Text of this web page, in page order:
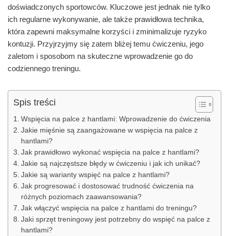
doświadczonych sportowców. Kluczowe jest jednak nie tylko
ich regularne wykonywanie, ale także prawidłowa technika,
która zapewni maksymalne korzyści i zminimalizuje ryzyko
kontuzji. Przyjrzyjmy się zatem bliżej temu ćwiczeniu, jego
zaletom i sposobom na skuteczne wprowadzenie go do
codziennego treningu.
Spis treści
Wspięcia na palce z hantlami: Wprowadzenie do ćwiczenia
Jakie mięśnie są zaangażowane w wspięcia na palce z
hantlami?
Jak prawidłowo wykonać wspięcia na palce z hantlami?
Jakie są najczęstsze błędy w ćwiczeniu i jak ich unikać?
Jakie są warianty wspięć na palce z hantlami?
Jak progresować i dostosować trudność ćwiczenia na
różnych poziomach zaawansowania?
Jak włączyć wspięcia na palce z hantlami do treningu?
Jaki sprzęt treningowy jest potrzebny do wspięć na palce z
hantlami?